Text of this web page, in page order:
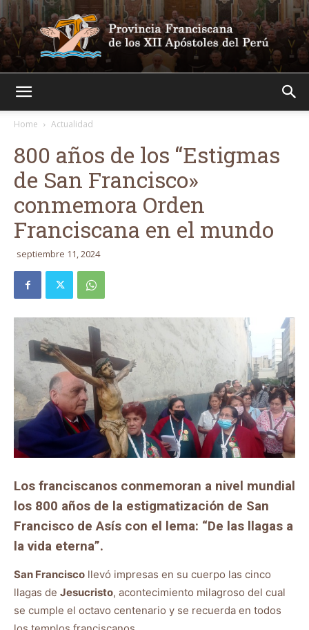
Home
Actualidad
800 años de los “Estigmas
de San Francisco»
conmemora Orden
Franciscana en el mundo
septiembre 11, 2024
Los franciscanos conmemoran a nivel mundial
los 800 años de la estigmatización de San
Francisco de Asís con el lema: “De las llagas a
la vida eterna”.
San Francisco llevó impresas en su cuerpo las cinco
llagas de Jesucristo, acontecimiento milagroso del cual
se cumple el octavo centenario y se recuerda en todos